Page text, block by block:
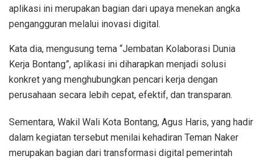
aplikasi ini merupakan bagian dari upaya menekan angka
pengangguran melalui inovasi digital.
Kata dia, mengusung tema “Jembatan Kolaborasi Dunia
Kerja Bontang”, aplikasi ini diharapkan menjadi solusi
konkret yang menghubungkan pencari kerja dengan
perusahaan secara lebih cepat, efektif, dan transparan.
Sementara, Wakil Wali Kota Bontang, Agus Haris, yang hadir
dalam kegiatan tersebut menilai kehadiran Teman Naker
merupakan bagian dari transformasi digital pemerintah